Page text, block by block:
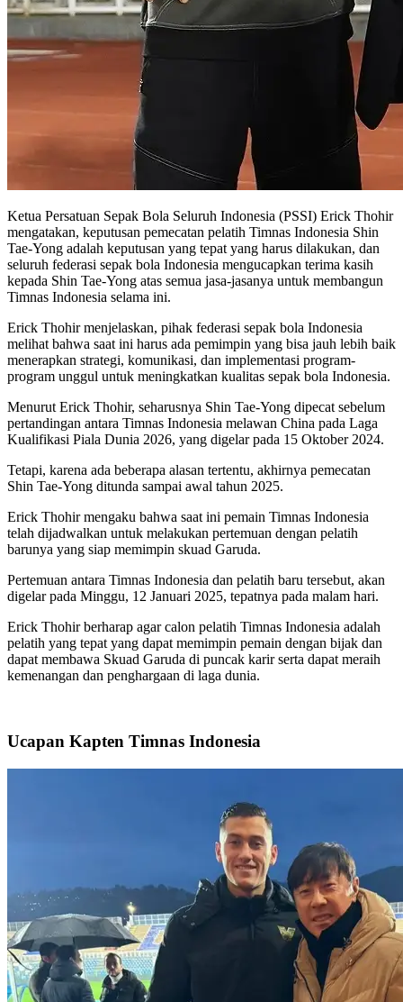
Ketua Persatuan Sepak Bola Seluruh Indonesia (PSSI) Erick Thohir
mengatakan, keputusan pemecatan pelatih Timnas Indonesia Shin
Tae-Yong adalah keputusan yang tepat yang harus dilakukan, dan
seluruh federasi sepak bola Indonesia mengucapkan terima kasih
kepada Shin Tae-Yong atas semua jasa-jasanya untuk membangun
Timnas Indonesia selama ini.
Erick Thohir menjelaskan, pihak federasi sepak bola Indonesia
melihat bahwa saat ini harus ada pemimpin yang bisa jauh lebih baik
menerapkan strategi, komunikasi, dan implementasi program-
program unggul untuk meningkatkan kualitas sepak bola Indonesia.
Menurut Erick Thohir, seharusnya Shin Tae-Yong dipecat sebelum
pertandingan antara Timnas Indonesia melawan China pada Laga
Kualifikasi Piala Dunia 2026, yang digelar pada 15 Oktober 2024.
Tetapi, karena ada beberapa alasan tertentu, akhirnya pemecatan
Shin Tae-Yong ditunda sampai awal tahun 2025.
Erick Thohir mengaku bahwa saat ini pemain Timnas Indonesia
telah dijadwalkan untuk melakukan pertemuan dengan pelatih
barunya yang siap memimpin skuad Garuda.
Pertemuan antara Timnas Indonesia dan pelatih baru tersebut, akan
digelar pada Minggu, 12 Januari 2025, tepatnya pada malam hari.
Erick Thohir berharap agar calon pelatih Timnas Indonesia adalah
pelatih yang tepat yang dapat memimpin pemain dengan bijak dan
dapat membawa Skuad Garuda di puncak karir serta dapat meraih
kemenangan dan penghargaan di laga dunia.
Ucapan Kapten Timnas Indonesia